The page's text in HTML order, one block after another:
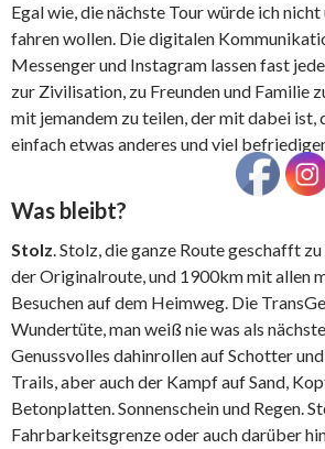
Egal wie, die nächste Tour würde ich
fahren wollen. Die digitalen
Messenger und Instagram lassen fast
zur Zivilisation, zu Freunden und Familie
mit jemandem zu teilen, der mit dabei ist,
einfach etwas anderes und viel
Was bleibt?
Stolz. Stolz, die ganze Route geschafft
der Originalroute, und 1900km mit allen
Besuchen auf dem Heimweg. Die
Wundertüte, man weiß nie was als
Genussvolles dahinrollen auf Schotter
Trails, aber auch der Kampf auf Sand,
Betonplatten. Sonnenschein und Regen.
Fahrbarkeitsgrenze oder auch darüber